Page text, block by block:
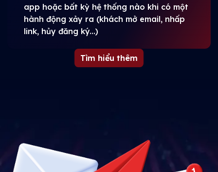
app hoặc bất kỳ hệ thống nào khi có một
hành động xảy ra (khách mở email, nhấp
link, hủy đăng ký...)
Tìm hiểu thêm